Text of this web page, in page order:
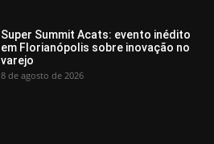
Super Summit Acats: evento inédito
em Florianópolis sobre inovação no
varejo
8 de agosto de 2026